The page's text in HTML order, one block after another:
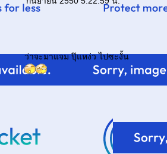
ว่าจะมาแจม ปุ๊แหง่ว ไปซะงั้น